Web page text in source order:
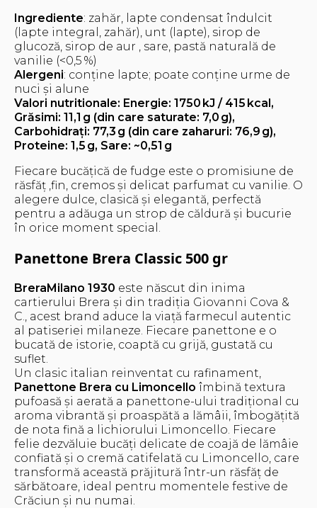
Ingrediente: zahăr, lapte condensat îndulcit
(lapte integral, zahăr), unt (lapte), sirop de
glucoză, sirop de aur , sare, pastă naturală de
vanilie (<0,5 %)
Alergeni: conține lapte; poate conține urme de
nuci și alune
Valori nutritionale: Energie: 1750 kJ / 415 kcal,
Grăsimi: 11,1 g (din care saturate: 7,0 g),
Carbohidrați: 77,3 g (din care zaharuri: 76,9 g),
Proteine: 1,5 g, Sare: ~0,51 g
Fiecare bucățică de fudge este o promisiune de
răsfăț ,fin, cremos și delicat parfumat cu vanilie. O
alegere dulce, clasică și elegantă, perfectă
pentru a adăuga un strop de căldură și bucurie
în orice moment special.
Panettone Brera Classic 500 gr
BreraMilano 1930 este născut din inima
cartierului Brera și din tradiția Giovanni Cova &
C., acest brand aduce la viață farmecul autentic
al patiseriei milaneze. Fiecare panettone e o
bucată de istorie, coaptă cu grijă, gustată cu
suflet.
Un clasic italian reinventat cu rafinament,
Panettone Brera cu Limoncello îmbină textura
pufoasă și aerată a panettone-ului tradițional cu
aroma vibrantă și proaspătă a lămâii, îmbogățită
de nota fină a lichiorului Limoncello. Fiecare
felie dezvăluie bucăți delicate de coajă de lămâie
confiată și o cremă catifelată cu Limoncello, care
transformă această prăjitură într-un răsfăț de
sărbătoare, ideal pentru momentele festive de
Crăciun și nu numai.